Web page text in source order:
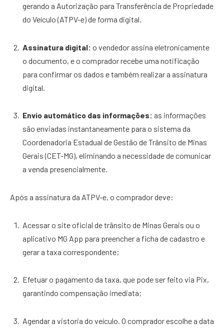
gerando a Autorização para Transferência de Propriedade
do Veículo (ATPV-e) de forma digital.
Assinatura digital: o vendedor assina eletronicamente
o documento, e o comprador recebe uma notificação
para confirmar os dados e também realizar a assinatura
digital.
Envio automático das informações: as informações
são enviadas instantaneamente para o sistema da
Coordenadoria Estadual de Gestão de Trânsito de Minas
Gerais (CET-MG), eliminando a necessidade de comunicar
a venda presencialmente.
Após a assinatura da ATPV-e, o comprador deve:
Acessar o site oficial de trânsito de Minas Gerais ou o
aplicativo MG App para preencher a ficha de cadastro e
gerar a taxa correspondente;
Efetuar o pagamento da taxa, que pode ser feito via Pix,
garantindo compensação imediata;
Agendar a vistoria do veículo. O comprador escolhe a data